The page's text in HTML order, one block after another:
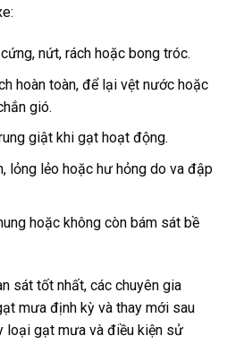
nứt, rách hoặc bong tróc.
hoàn toàn, để lại vệt nước hoặc
gió.
giật khi gạt hoạt động.
lỏng lẻo hoặc hư hỏng do va đập
hoặc không còn bám sát bề
sát tốt nhất, các chuyên gia
mưa định kỳ và thay mới sau
loại gạt mưa và điều kiện sử